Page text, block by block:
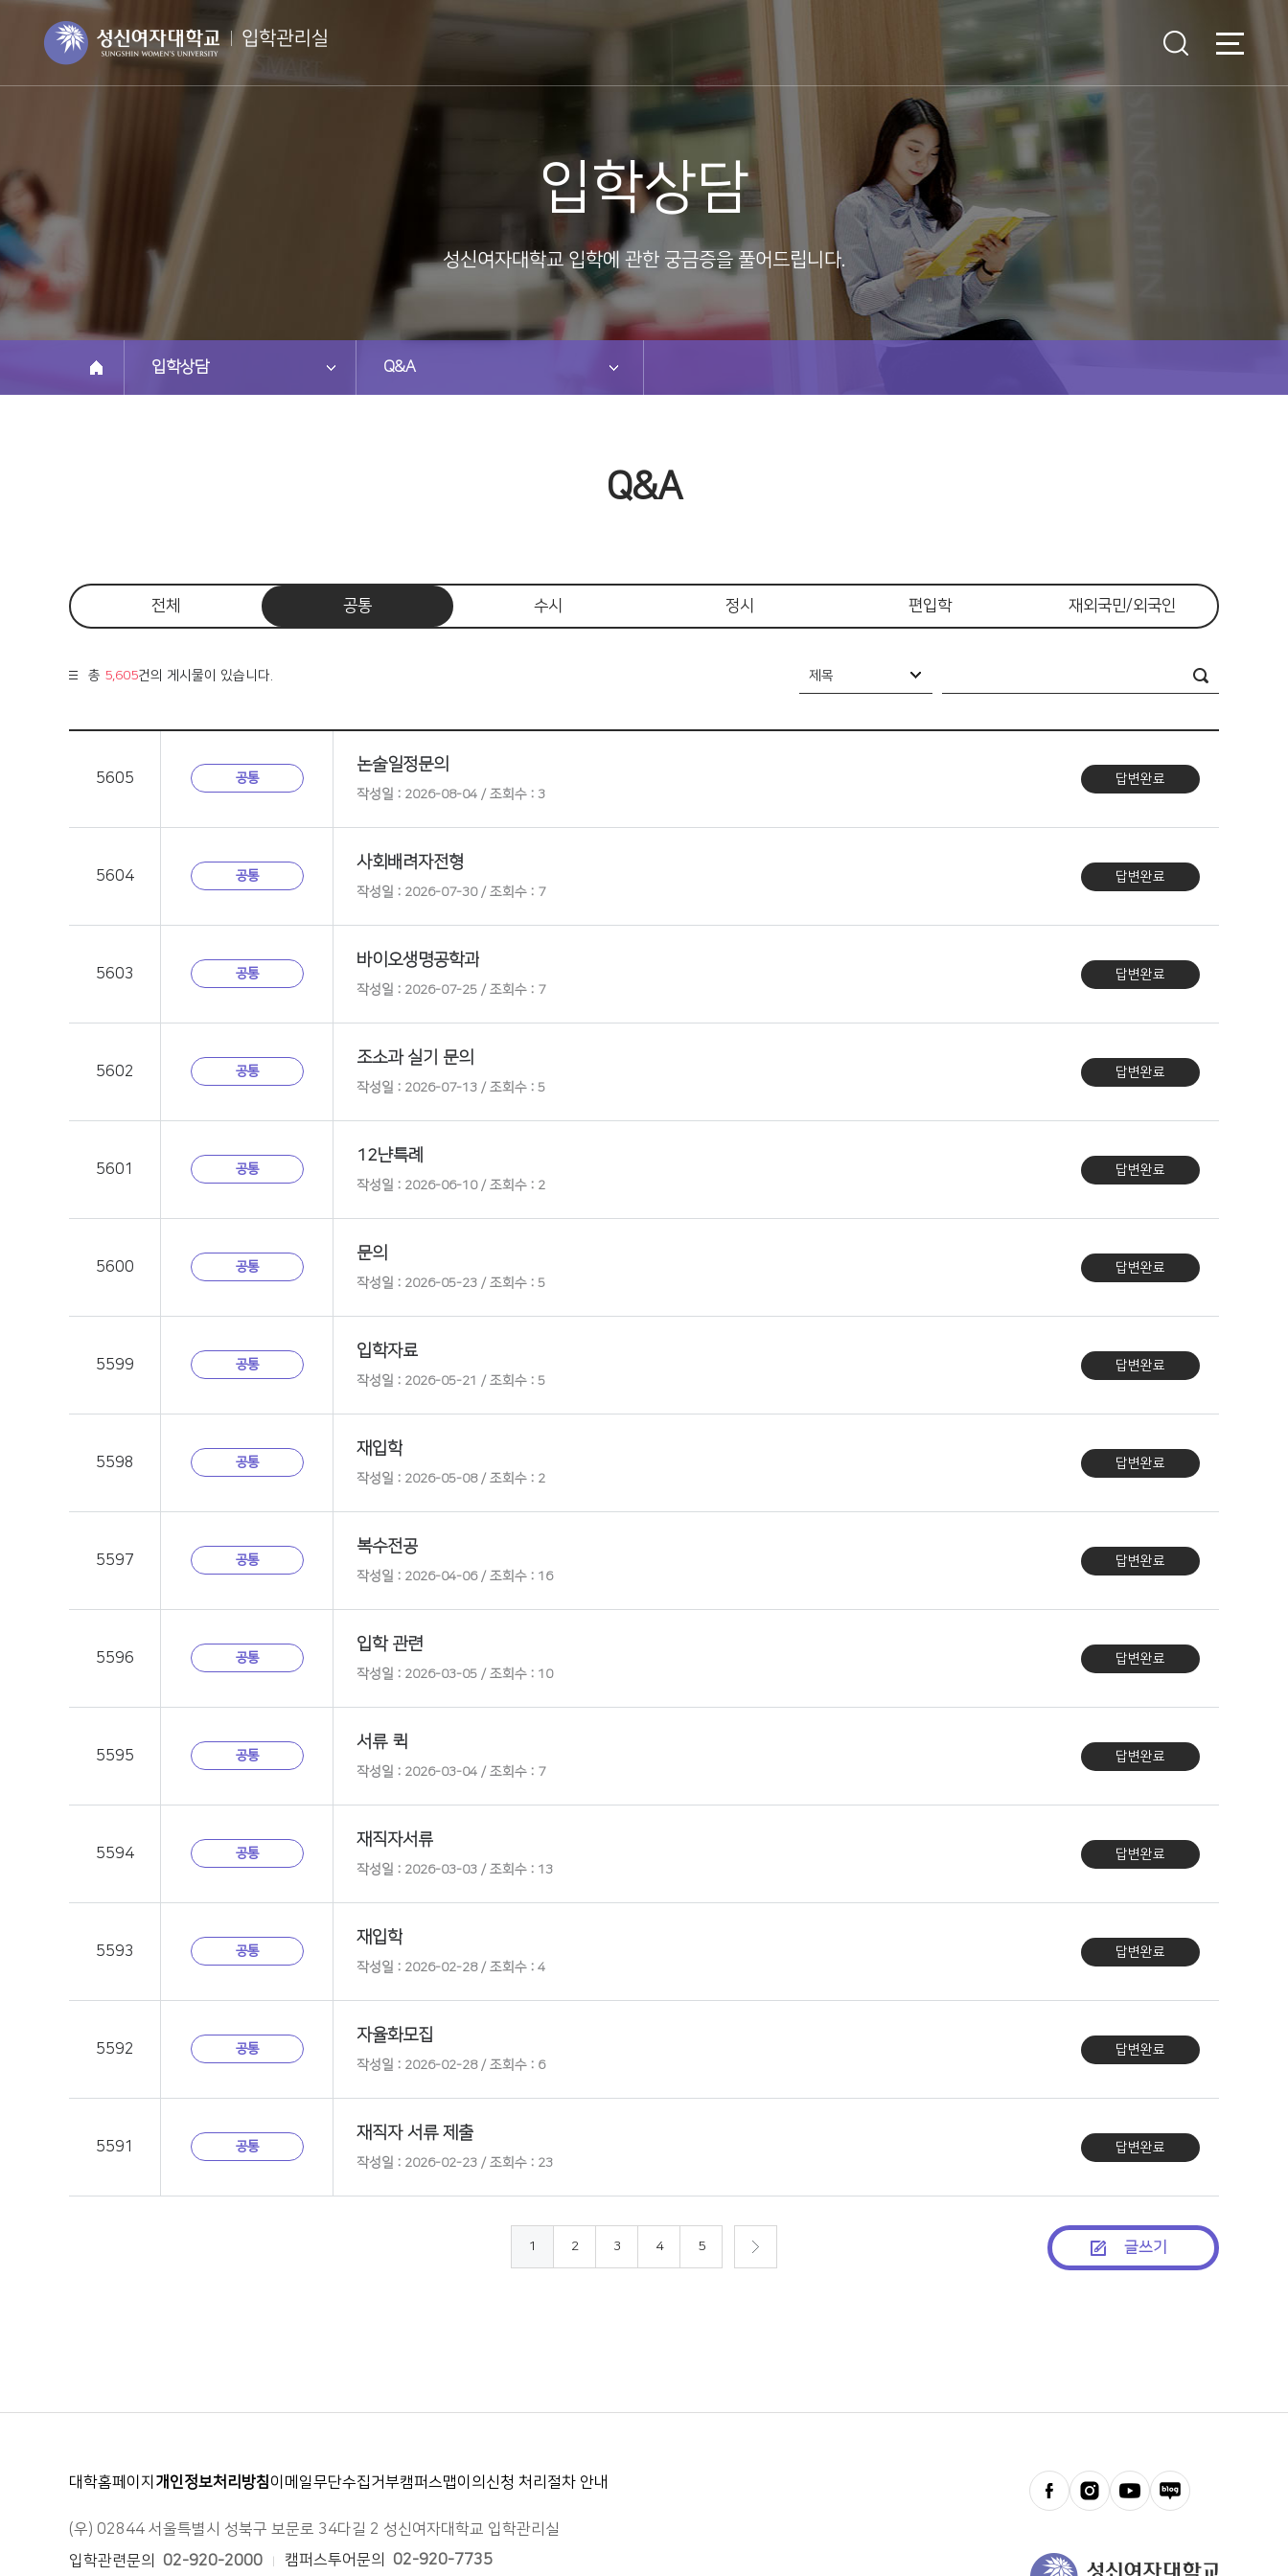
입학상담
성신여자대학교 입학에 관한 궁금증을 풀어드립니다.
입학상담 Q&A
Q&A
전체 공통 수시 정시 편입학 재외국민/외국인
총 5,605건의 게시물이 있습니다.
5605 공통
논술일정문의
작성일 : 2026-08-04 / 조회수 : 3
답변완료
5604 공통
사회배려자전형
작성일 : 2026-07-30 / 조회수 : 7
답변완료
5603 공통
바이오생명공학과
작성일 : 2026-07-25 / 조회수 : 7
답변완료
5602 공통
조소과 실기 문의
작성일 : 2026-07-13 / 조회수 : 5
답변완료
5601 공통
12냔특례
작성일 : 2026-06-10 / 조회수 : 2
답변완료
5600 공통
문의
작성일 : 2026-05-23 / 조회수 : 5
답변완료
5599 공통
입학자료
작성일 : 2026-05-21 / 조회수 : 5
답변완료
5598 공통
재입학
작성일 : 2026-05-08 / 조회수 : 2
답변완료
5597 공통
복수전공
작성일 : 2026-04-06 / 조회수 : 16
답변완료
5596 공통
입학 관련
작성일 : 2026-03-05 / 조회수 : 10
답변완료
5595 공통
서류 퀵
작성일 : 2026-03-04 / 조회수 : 7
답변완료
5594 공통
재직자서류
작성일 : 2026-03-03 / 조회수 : 13
답변완료
5593 공통
재입학
작성일 : 2026-02-28 / 조회수 : 4
답변완료
5592 공통
자율화모집
작성일 : 2026-02-28 / 조회수 : 6
답변완료
5591 공통
재직자 서류 제출
작성일 : 2026-02-23 / 조회수 : 23
답변완료
1 2 3 4 5 글쓰기
대학홈페이지 개인정보처리방침이메일무단수집거부캠퍼스맵이의신청 처리절차 안내
(우) 02844 서울특별시 성북구 보문로 34다길 2 성신여자대학교 입학관리실
입학관련문의
02-920-2000 캠퍼스투어문의 02-920-7735
facebookinstagramyoutube
blog